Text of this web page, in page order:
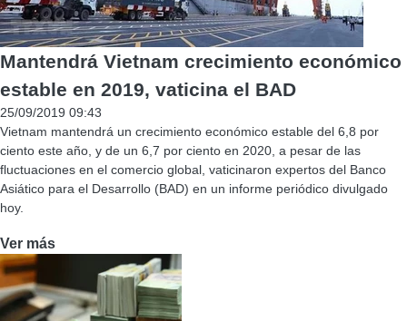
Mantendrá Vietnam crecimiento económico
estable en 2019, vaticina el BAD
25/09/2019 09:43
Vietnam mantendrá un crecimiento económico estable del 6,8 por
ciento este año, y de un 6,7 por ciento en 2020, a pesar de las
fluctuaciones en el comercio global, vaticinaron expertos del Banco
Asiático para el Desarrollo (BAD) en un informe periódico divulgado
hoy.
Ver más